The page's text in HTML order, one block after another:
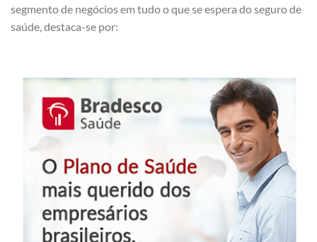
segmento de negócios em tudo o que se espera do seguro de
saúde, destaca-se por: